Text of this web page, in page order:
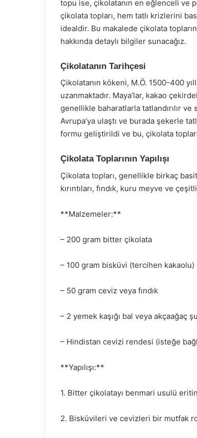
topu ise, çikolatanın en eğlenceli ve
çikolata topları, hem tatlı krizlerini
idealdir. Bu makalede çikolata
hakkında detaylı bilgiler sunacağız.
Çikolatanın Tarihçesi
Çikolatanın kökeni, M.Ö. 1500-400
uzanmaktadır. Maya’lar, kakao
genellikle baharatlarla tatlandırılır
Avrupa’ya ulaştı ve burada şekerle
formu geliştirildi ve bu, çikolata
Çikolata Toplarının Yapılışı
Çikolata topları, genellikle birkaç
kırıntıları, fındık, kuru meyve ve
**Malzemeler:**
– 200 gram bitter çikolata
– 100 gram bisküvi (tercihen kakaolu)
– 50 gram ceviz veya fındık
– 2 yemek kaşığı bal veya akçaağaç
– Hindistan cevizi rendesi (isteğe
**Yapılışı:**
1. Bitter çikolatayı benmari usulü
2. Bisküvileri ve cevizleri bir mutfak